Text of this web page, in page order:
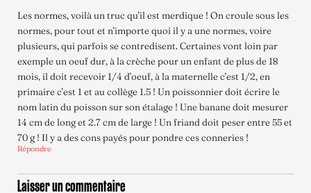
Les normes, voilà un truc qu’il est merdique ! On croule sous les
normes, pour tout et n’importe quoi il y a une normes, voire
plusieurs, qui parfois se contredisent. Certaines vont loin par
exemple un oeuf dur, à la crèche pour un enfant de plus de 18
mois, il doit recevoir 1/4 d’oeuf, à la maternelle c’est 1/2, en
primaire c’est 1 et au collège 1.5 ! Un poissonnier doit écrire le
nom latin du poisson sur son étalage ! Une banane doit mesurer
14 cm de long et 2.7 cm de large ! Un friand doit peser entre 55 et
70 g ! Il y a des cons payés pour pondre ces conneries !
Répondre
Laisser un commentaire